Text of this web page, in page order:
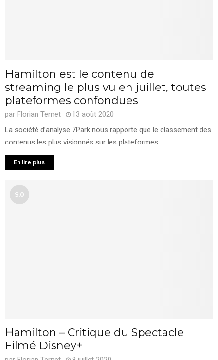
Hamilton est le contenu de
streaming le plus vu en juillet, toutes
plateformes confondues
par Florian Ternet
13 août 2020
La société d’analyse 7Park nous rapporte que le classement des
contenus les plus visionnés sur les plateformes...
En lire plus
9.0
Hamilton – Critique du Spectacle
Filmé Disney+